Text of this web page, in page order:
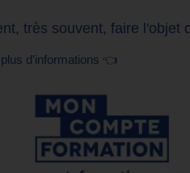
très souvent, faire l'objet
d'informations 👈